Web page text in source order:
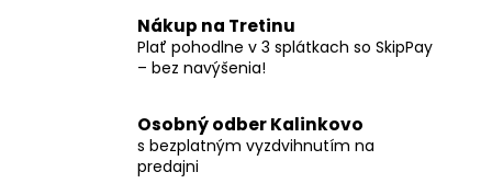
Nákup na Tretinu
Plať pohodlne v 3 splátkach so SkipPay
– bez navýšenia!
Osobný odber Kalinkovo
s bezplatným vyzdvihnutím na
predajni